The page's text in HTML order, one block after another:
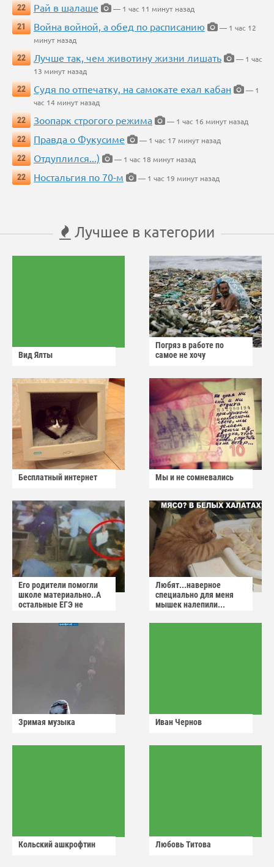
22
Рай в шалаше
— 1 час 11 минут назад
21
Война войной, а обед по расписанию
— 1 час 12
минут назад
22
Лучше так, чем животину жизни лишать
— 1 час
13 минут назад
22
Судя по отпечатку, на самокате ехал кабан
— 1
час 14 минут назад
22
Зоопарк строгого режима
— 1 час 16 минут назад
22
Правда о Фукусиме
— 1 час 17 минут назад
22
Отдуплился...)
— 1 час 18 минут назад
22
Ностальгия по 70-м — 1 час 19 минут назад
Лучшее в категории
Вид Ялты
Погряз в работе по
самое не хочу
Бесплатный интернет Мы и не сомневались
Его родители помогли
школе материально..А
остальные ЕГЭ не
Любят...наверное
специально для меня
мышек налепили...
Зримая музыка Иван Чернов
Кольский ашкрофтин Любовь Титова